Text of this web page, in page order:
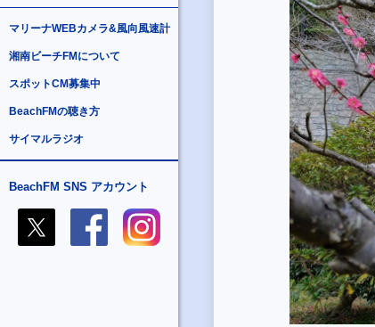
マリーナWEBカメラ&風向風速計
湘南ビーチFMについて
スポットCM募集中
BeachFMの聴き方
サイマルラジオ
BeachFM SNS アカウント